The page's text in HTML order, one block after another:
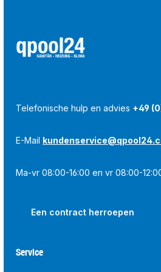
Telefonische hulp en advies +49
E-Mail
Ma-vr 08:00-16:00 en vr 08:00-
Een contract herroepen
Service